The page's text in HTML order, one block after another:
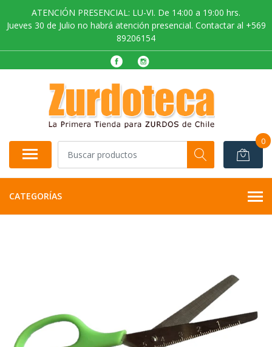
ATENCIÓN PRESENCIAL: LU-VI. De 14:00 a 19:00 hrs.
Jueves 30 de Julio no habrá atención presencial. Contactar al +569
89206154
0
CATEGORÍAS